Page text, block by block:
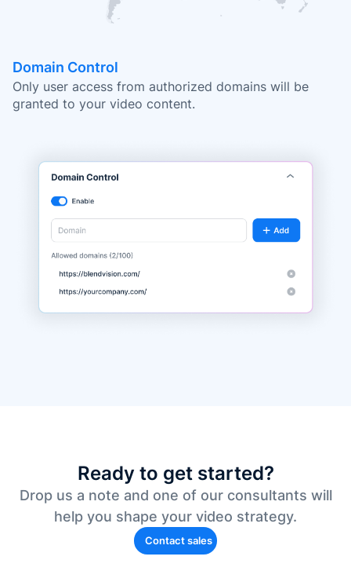
Domain Control
Only user access from authorized domains will be
granted to your video content.
Ready to get started?
Drop us a note and one of our consultants will
help you shape your video strategy.
Contact sales